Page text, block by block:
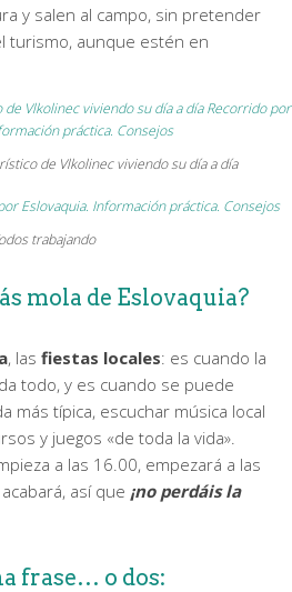
y salen al campo, sin pretender
turismo, aunque estén en
de Vlkolinec viviendo su día a día
trabajando
mola de Eslovaquia?
, las fiestas locales: es cuando la
todo, y es cuando se puede
más típica, escuchar música local
y juegos «de toda la vida».
a las 16.00, empezará a las
así que ¡no perdáis la
frase… o dos: